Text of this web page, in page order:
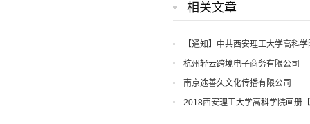
相关文章
【通知】中共西安理工大学高科
知
杭州轻云跨境电子商务有限公司
南京途善久文化传播有限公司
2018西安理工大学高科学院画册